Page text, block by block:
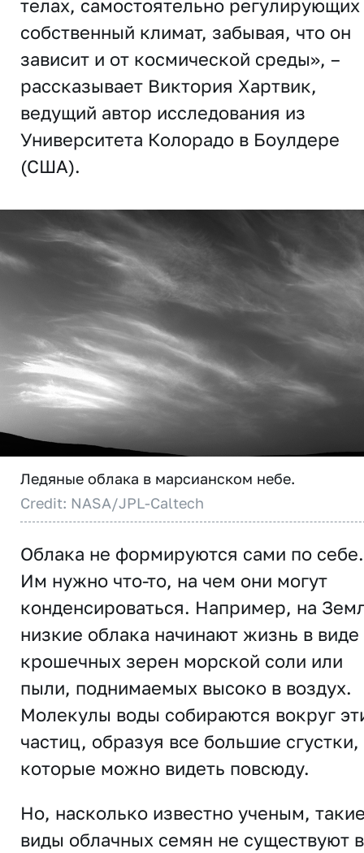
телах, самостоятельно регулирующих
собственный климат, забывая, что он
зависит и от космической среды», –
рассказывает Виктория Хартвик,
ведущий автор исследования из
Университета Колорадо в Боулдере
(США).
Ледяные облака в марсианском небе.
Credit: NASA/JPL-Caltech
Облака не формируются сами по себе.
Им нужно что-то, на чем они могут
конденсироваться. Например, на
низкие облака начинают жизнь в виде
крошечных зерен морской соли или
пыли, поднимаемых высоко в воздух.
Молекулы воды собираются вокруг
частиц, образуя все большие сгустки,
которые можно видеть повсюду.
Но, насколько известно ученым,
виды облачных семян не существуют в